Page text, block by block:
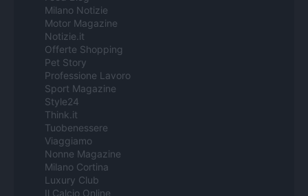
Milano Notizie
Motor Magazine
Notizie.it
Offerte Shopping
Pet Story
Professione Lavoro
Sport Magazine
Style24
Think.it
Tuobenessere
Viaggiamo
Nonne Magazine
Milano Cortina
Luxury Club
Il Calcio Online